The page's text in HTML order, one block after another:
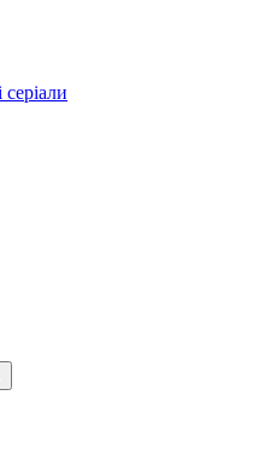
серіали